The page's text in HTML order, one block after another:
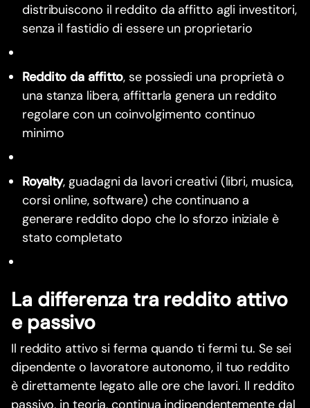
distribuiscono il reddito da affitto agli investitori,
senza il fastidio di essere un proprietario
Reddito da affitto, se possiedi una proprietà o
una stanza libera, affittarla genera un reddito
regolare con un coinvolgimento continuo
minimo
Royalty, guadagni da lavori creativi (libri, musica,
corsi online, software) che continuano a
generare reddito dopo che lo sforzo iniziale è
stato completato
La differenza tra reddito attivo
e passivo
Il reddito attivo si ferma quando ti fermi tu. Se sei
dipendente o lavoratore autonomo, il tuo reddito
è direttamente legato alle ore che lavori. Il reddito
passivo, in teoria, continua indipendentemente dal